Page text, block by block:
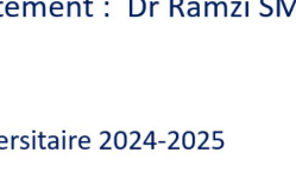
Video